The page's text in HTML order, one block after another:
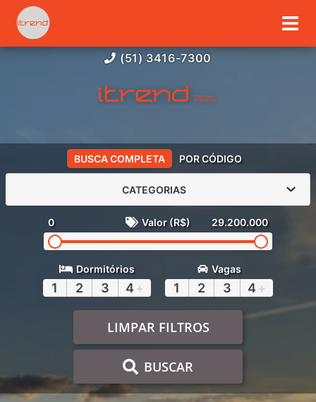
(51) 3416-7300
BUSCA COMPLETA POR CÓDIGO
CATEGORIAS
0 Valor (R$) 29.200.000
Dormitórios
1 2 3 4 +
Vagas
1 2 3 4 +
LIMPAR FILTROS
BUSCAR